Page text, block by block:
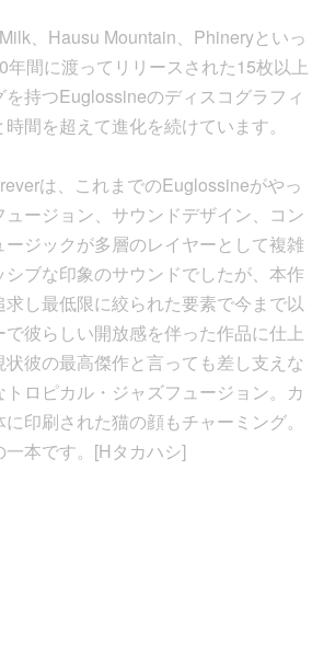
、Hausu Mountain、Phineryといっ
年間に渡ってリリースされた15枚以上
持つEuglossineのディスコグラフィ
間を超えて進化を続けています。
は、これまでのEuglossineがやっ
ージョン、サウンドデザイン、コン
ージックが多層のレイヤーとして複雑
ブな印象のサウンドでしたが、本作
し最低限に絞られた要素で今まで以
で彼らしい開放感を伴った作品に仕上
彼の最高傑作と言っても差し支えな
ロピカル・ジャズフュージョン。カ
印刷された猫の顔もチャーミング。
一本です。[Hタカハシ]